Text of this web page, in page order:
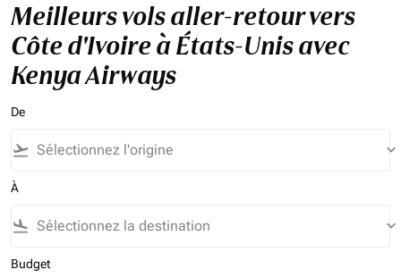
Meilleurs vols aller-retour vers
Côte d'Ivoire à États-Unis avec
Kenya Airways
De
flight_takeoff keyboard_arrow_down
À
flight_land keyboard_arrow_down
Budget